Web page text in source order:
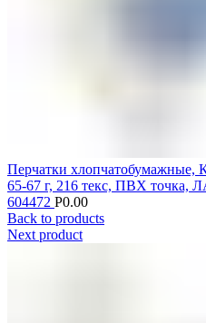
Перчатки
65-67 г, 216 текс, ПВХ
604472 Р0.00
Back to products
Next product